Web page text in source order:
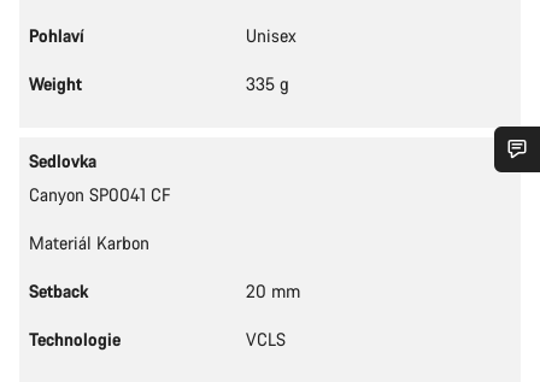
Pohlaví Unisex
Weight 335 g
Sedlovka
Canyon SP0041 CF
Materiál Karbon
Setback 20 mm
Technologie VCLS
Potřebujete pomoc?
odpovědět na vaše dotazy.